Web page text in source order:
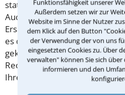
Funktionsfähigkeit unserer
Außerdem setzen wir zur
Website im Sinne der Nutzer
dem Klick auf den Button
der Verwendung der von uns
eingesetzten Cookies zu. Über
verwalten" können Sie sich über
informieren und den
statt der Leistung (wenn
Auch neben einer
Ersatzansprüche geltend
es durch Lieferverzögerungen
gekommen ist. Ein im
Rechtsanwalt kann Sie zum
Ihrem Fall beraten.